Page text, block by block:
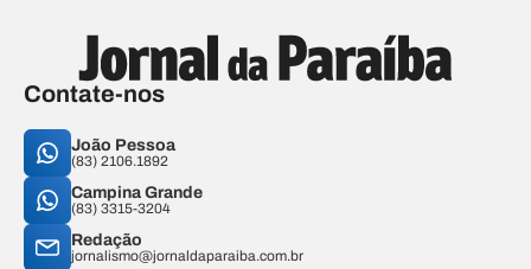
Contate-nos
João Pessoa
(83) 2106.1892
Campina Grande
(83) 3315-3204
Redação
jornalismo@jornaldaparaiba.com.br